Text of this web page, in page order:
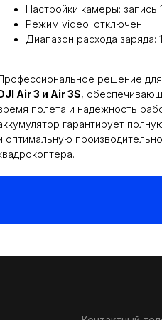
Настройки камеры: запись
Режим video: отключен
Диапазон расхода заряда:
решение
Air 3 и Air 3S,
полета и надежность
гарантирует
оптимальную